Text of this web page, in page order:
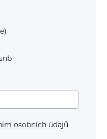
osobních údajů